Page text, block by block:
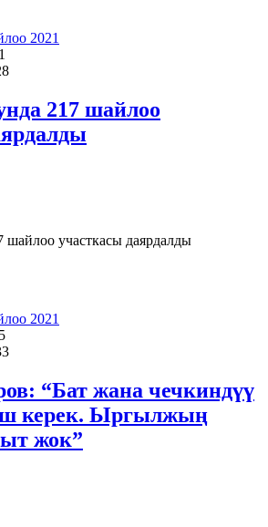
2021
217 шайлоо
шайлоо участкасы даярдалды
2021
“Бат жана чечкиндүү
керек. Ыргылжың
жок”